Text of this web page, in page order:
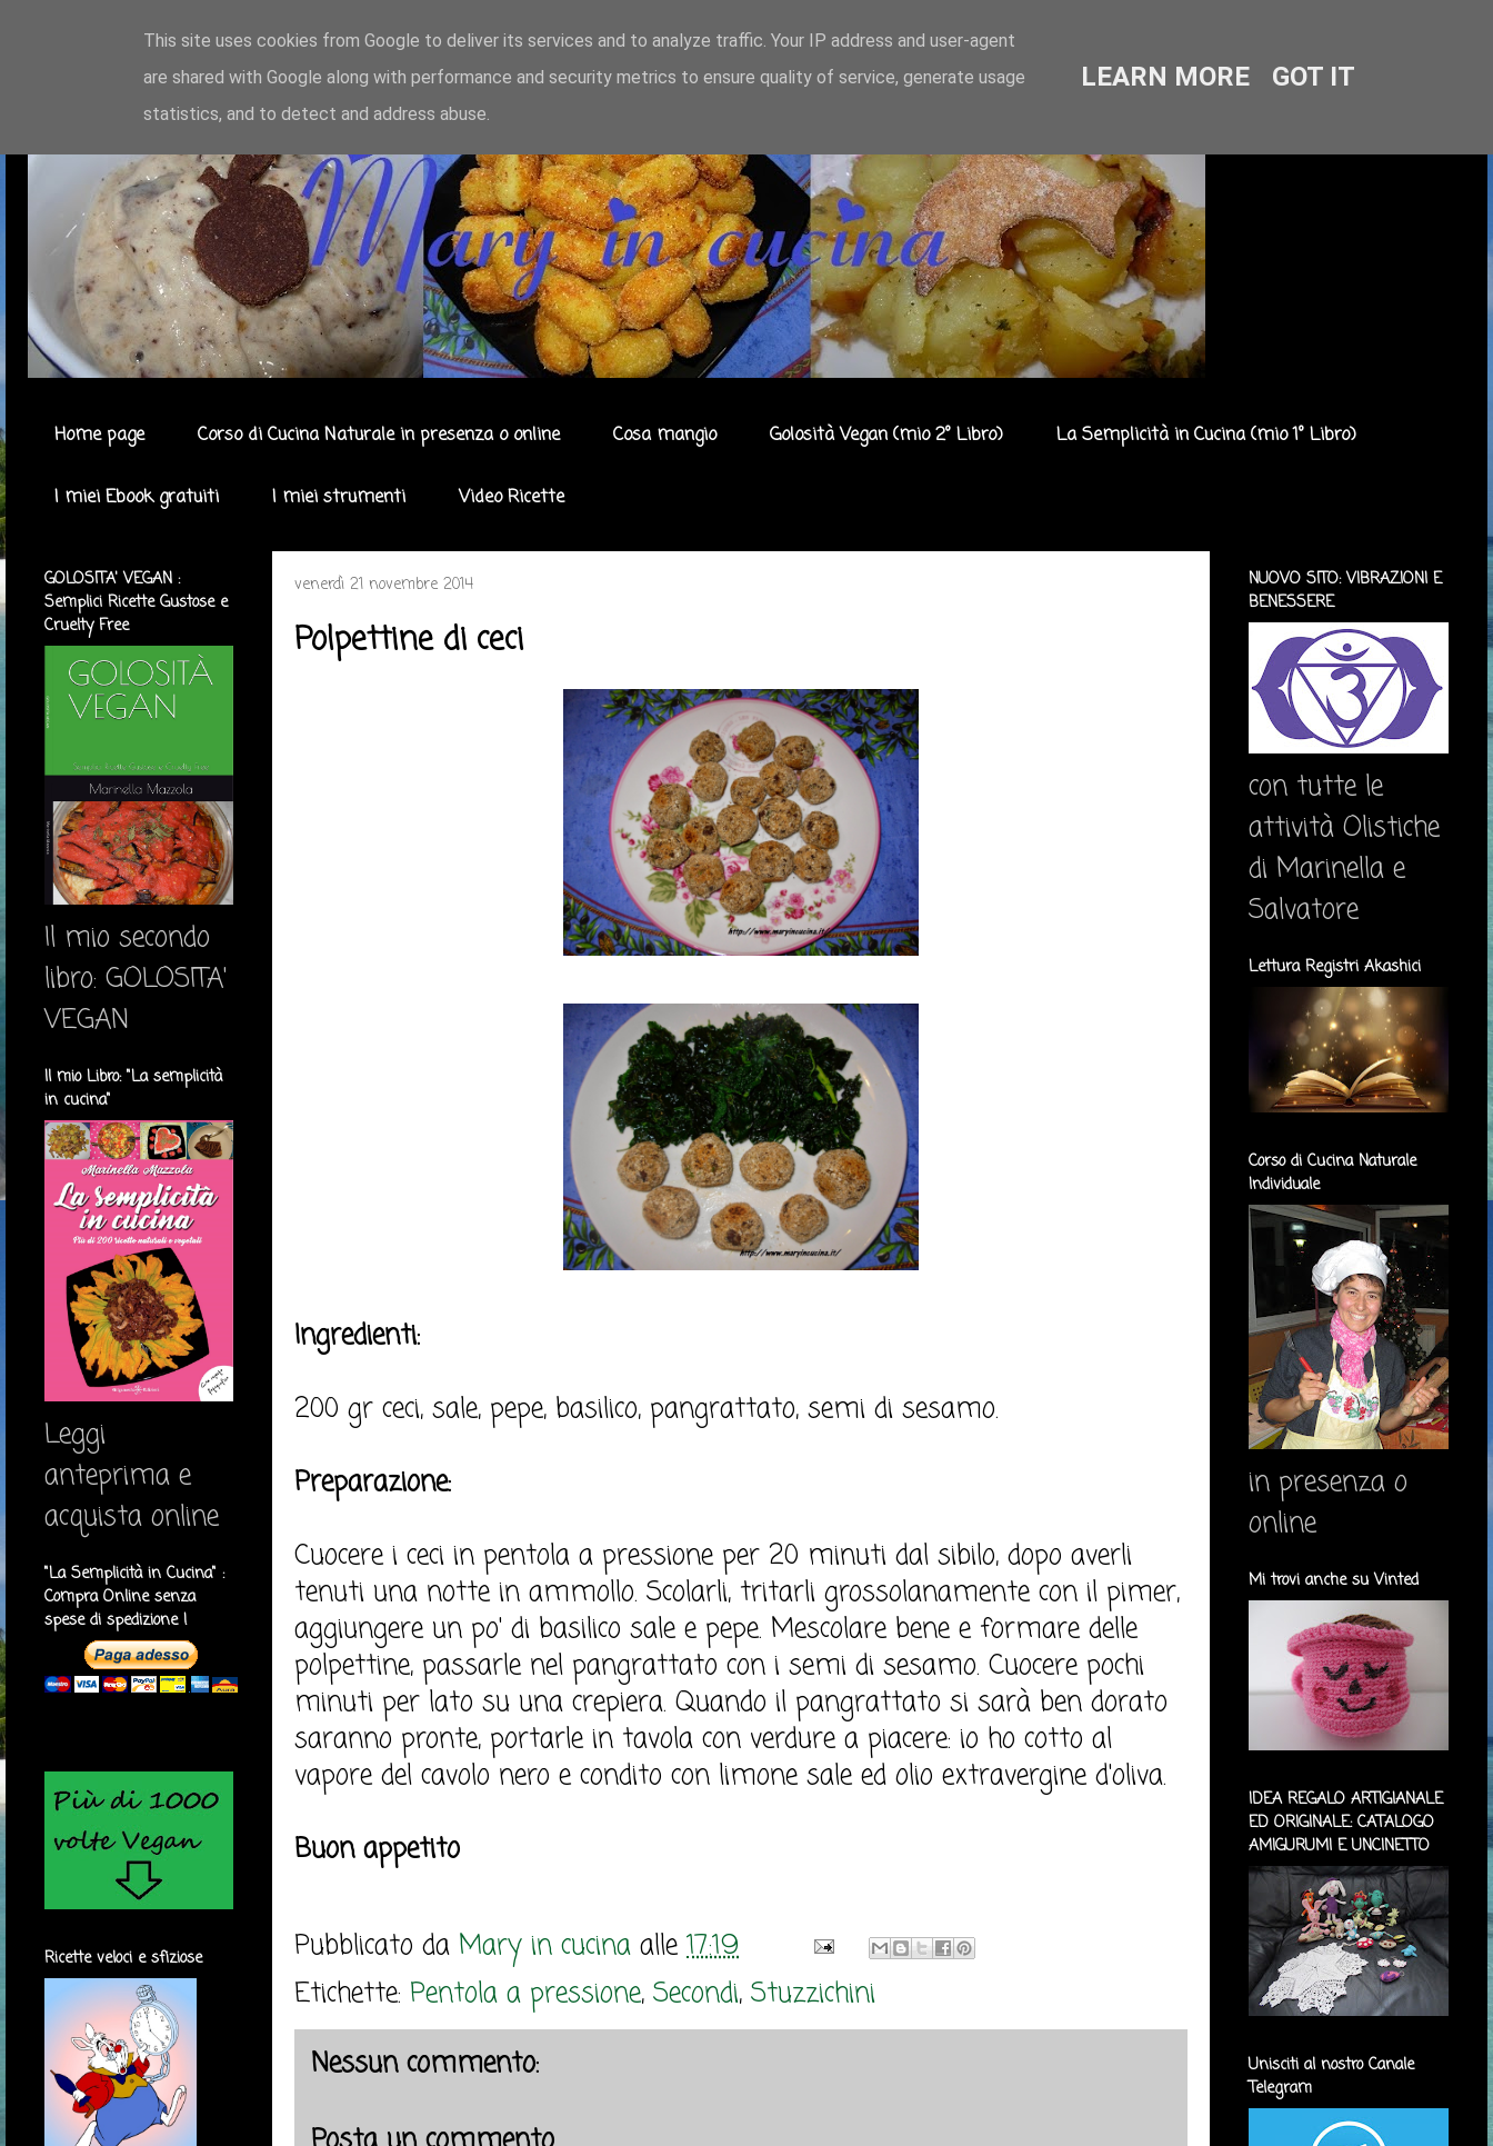
Home page Corso di Cucina Naturale in presenza o online Cosa mangio Golosità Vegan (mio 2° Libro) La Semplicità in Cucina (mio 1° Libro)
I miei Ebook gratuiti I miei strumenti Video Ricette
venerdì 21 novembre 2014
Polpettine di ceci
Ingredienti:
200 gr ceci, sale, pepe, basilico, pangrattato, semi di sesamo.
Preparazione:
Cuocere i ceci in pentola a pressione per 20 minuti dal sibilo, dopo averli
tenuti una notte in ammollo. Scolarli, tritarli grossolanamente con il pimer,
aggiungere un po' di basilico sale e pepe. Mescolare bene e formare delle
polpettine, passarle nel pangrattato con i semi di sesamo. Cuocere pochi
minuti per lato su una crepiera. Quando il pangrattato si sarà ben dorato
saranno pronte, portarle in tavola con verdure a piacere: io ho cotto al
vapore del cavolo nero e condito con limone sale ed olio extravergine d'oliva.
Buon appetito
Pubblicato da Mary in cucina alle 17:19
Etichette: Pentola a pressione, Secondi, Stuzzichini
Nessun commento:
GOLOSITA' VEGAN :
Semplici Ricette Gustose e
Cruelty Free
Il mio secondo
libro: GOLOSITA'
VEGAN
Il mio Libro: "La semplicità
in cucina"
Leggi
anteprima e
acquista online
"La Semplicità in Cucina" :
Compra Online senza
spese di spedizione !
Ricette veloci e sfiziose
NUOVO SITO: VIBRAZIONI E
BENESSERE
con tutte le
attività Olistiche
di Marinella e
Salvatore
Lettura Registri Akashici
Corso di Cucina Naturale
Individuale
in presenza o
online
Mi trovi anche su Vinted
IDEA REGALO ARTIGIANALE
ED ORIGINALE: CATALOGO
AMIGURUMI E UNCINETTO
Unisciti al nostro Canale
Telegram
This site uses cookies from Google to deliver its services and to analyze traffic. Your IP address and user-agent
are shared with Google along with performance and security metrics to ensure quality of service, generate usage
statistics, and to detect and address abuse.
LEARN MORE GOT IT